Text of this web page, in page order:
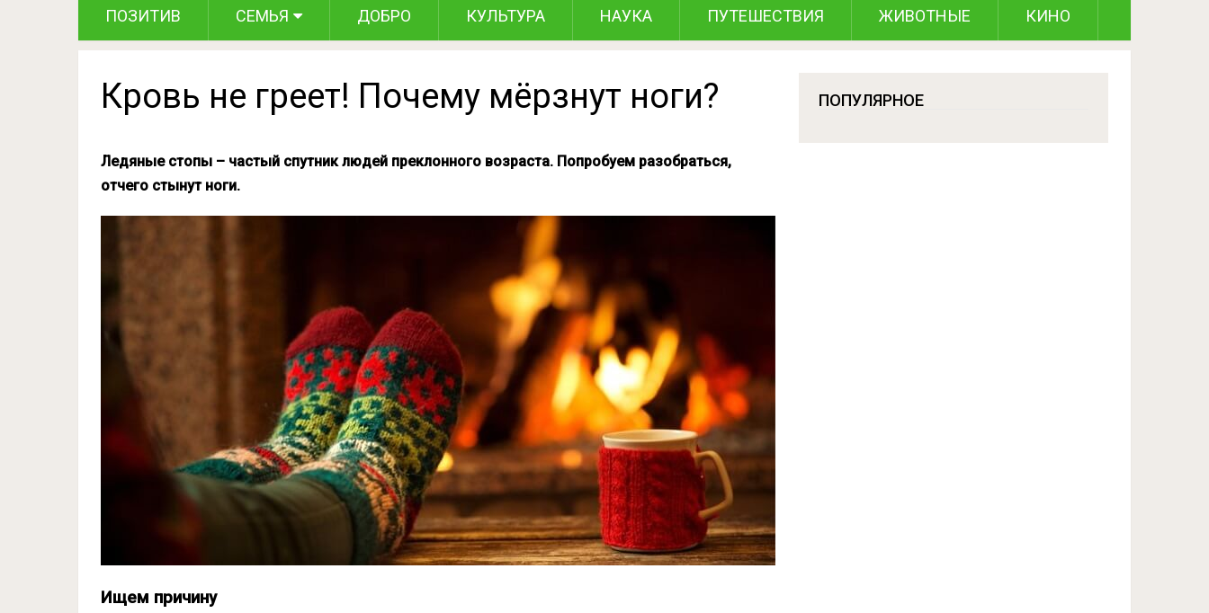
ПОЗИТИВ СЕМЬЯ ДОБРО КУЛЬТУРА НАУКА ПУТЕШЕСТВИЯ ЖИВОТНЫЕ КИНО
Кровь не греет! Почему мёрзнут ноги?
Ледяные стопы – частый спутник людей преклонного возраста. Попробуем разобраться,
отчего стынут ноги.
Ищем причину
ПОПУЛЯРНОЕ